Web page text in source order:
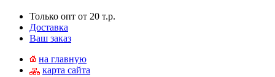
Только опт от 20 т.р.
Доставка
Ваш заказ
на главную
карта сайта